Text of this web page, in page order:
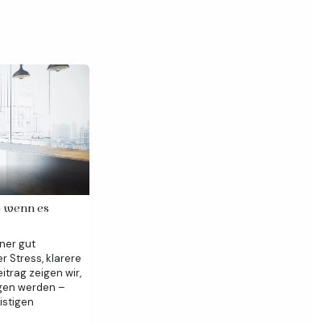
es
gut
Stress, klarere
zeigen wir,
werden –